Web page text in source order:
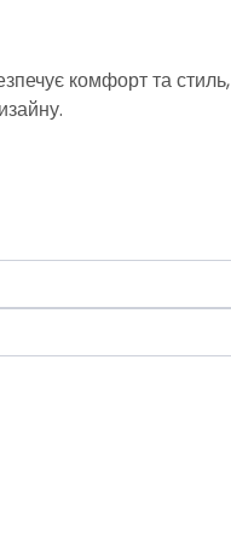
комфорт та стиль,